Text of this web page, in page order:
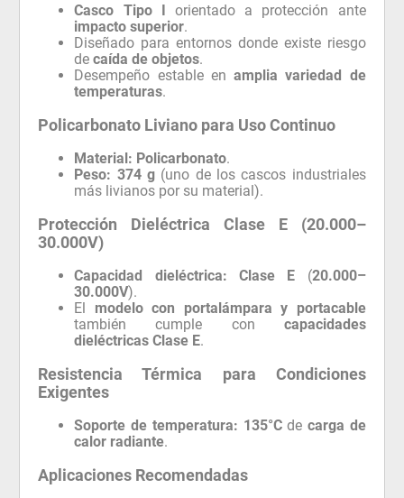
Casco Tipo I orientado a protección ante
impacto superior.
Diseñado para entornos donde existe riesgo
decaída de objetos.
Desempeño estable enamplia variedad de
temperaturas.
Policarbonato Liviano para Uso Continuo
Material: Policarbonato.
Peso: 374 g (uno de los cascos industriales
más livianos por su material).
Protección Dieléctrica Clase E (20.000–
30.000V)
Capacidad dieléctrica: Clase E (20.000–
30.000V).
El modelo con portalámpara y portacable
también cumple con capacidades
dieléctricas Clase E.
Resistencia Térmica para Condiciones
Exigentes
Soporte de temperatura: 135°Cde carga de
calor radiante.
Aplicaciones Recomendadas